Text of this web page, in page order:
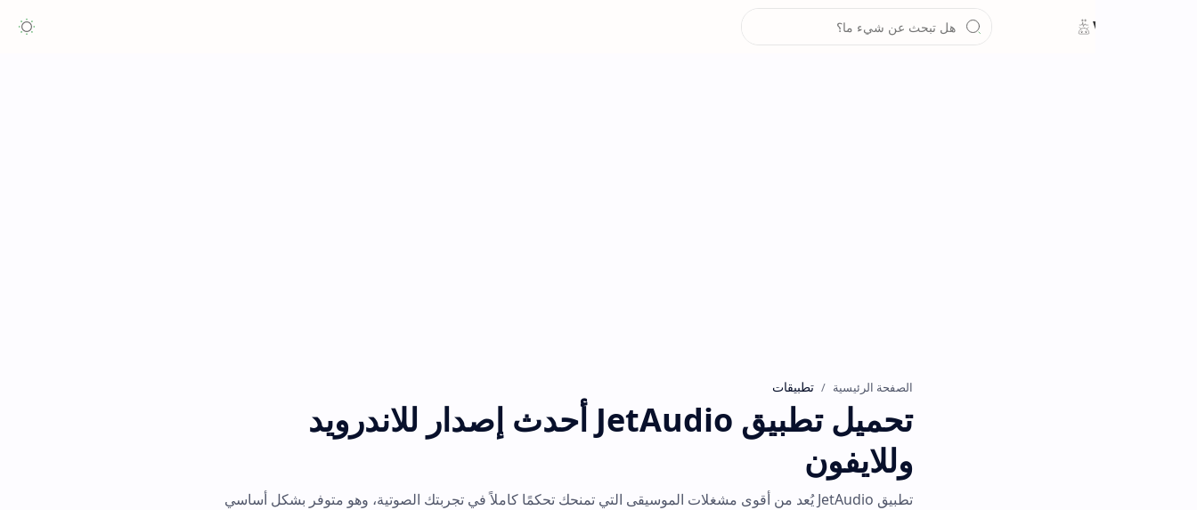
تطبيقات
تحميل تطبيق JetAudio أحدث إصدار للاندرويد
وللايفون
تطبيق JetAudio يُعد من أقوى مشغلات الموسيقى التي تمنحك تحكمًا كاملاً في تجربتك الصوتية، وهو متوفر بشكل أساسي